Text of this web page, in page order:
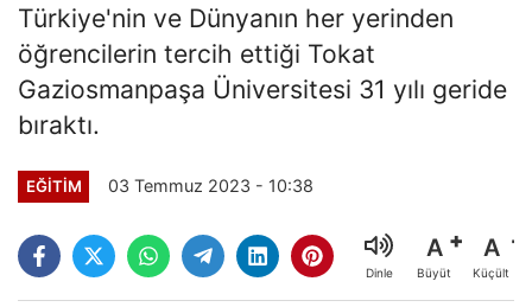
Türkiye'nin ve Dünyanın her yerinden
öğrencilerin tercih ettiği Tokat
Gaziosmanpaşa Üniversitesi 31 yılı geride
bıraktı.
EĞITIM 03 Temmuz 2023 - 10:38
Dinle
A
Büyüt
A
Küçült